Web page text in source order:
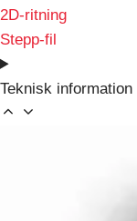
2D-ritning
Stepp-fil
Teknisk information